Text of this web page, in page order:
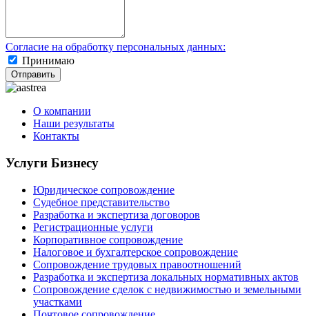
Согласие на обработку персональных данных:
Принимаю
Отправить
О компании
Наши результаты
Контакты
Услуги Бизнесу
Юридическое сопровождение
Судебное представительство
Разработка и экспертиза договоров
Регистрационные услуги
Корпоративное сопровождение
Налоговое и бухгалтерское сопровождение
Сопровождение трудовых правоотношений
Разработка и экспертиза локальных нормативных актов
Сопровождение сделок с недвижимостью и земельными
участками